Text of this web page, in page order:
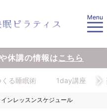
Menu
休講の情報はこちら
る睡眠術 1day講座
ンレッスンスケジュール